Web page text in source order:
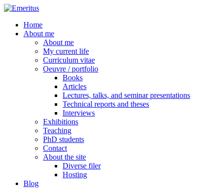
Skip
main
content
search
Menu
Home
About me
About me
My current life
Curriculum vitae
Oeuvre / portfolio
Books
Articles
Lectures, talks, and seminar presentations
Technical reports and theses
Interviews
Exhibitions
Teaching
PhD students
Contact
About the site
Diverse filer
Hosting
Blog